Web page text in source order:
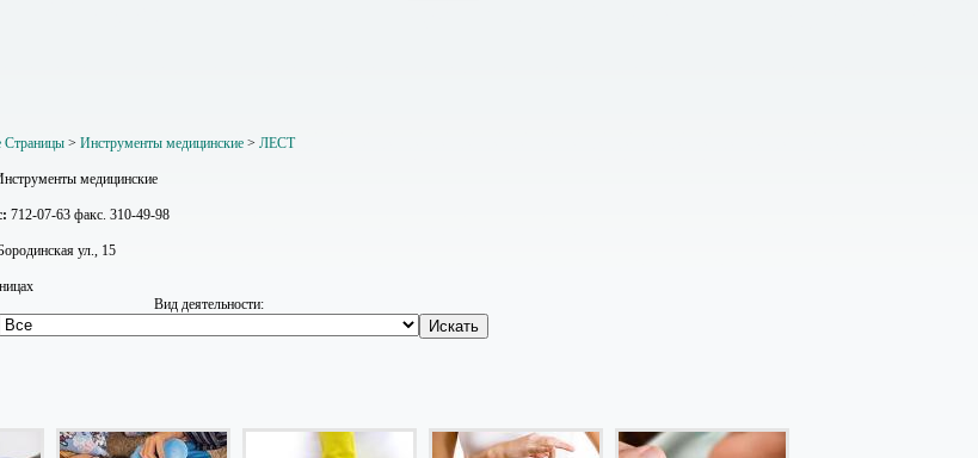
Страницы > Инструменты медицинские > ЛЕСТ
медицинские
712-07-63 факс. 310-49-98
ул., 15
Вид деятельности: